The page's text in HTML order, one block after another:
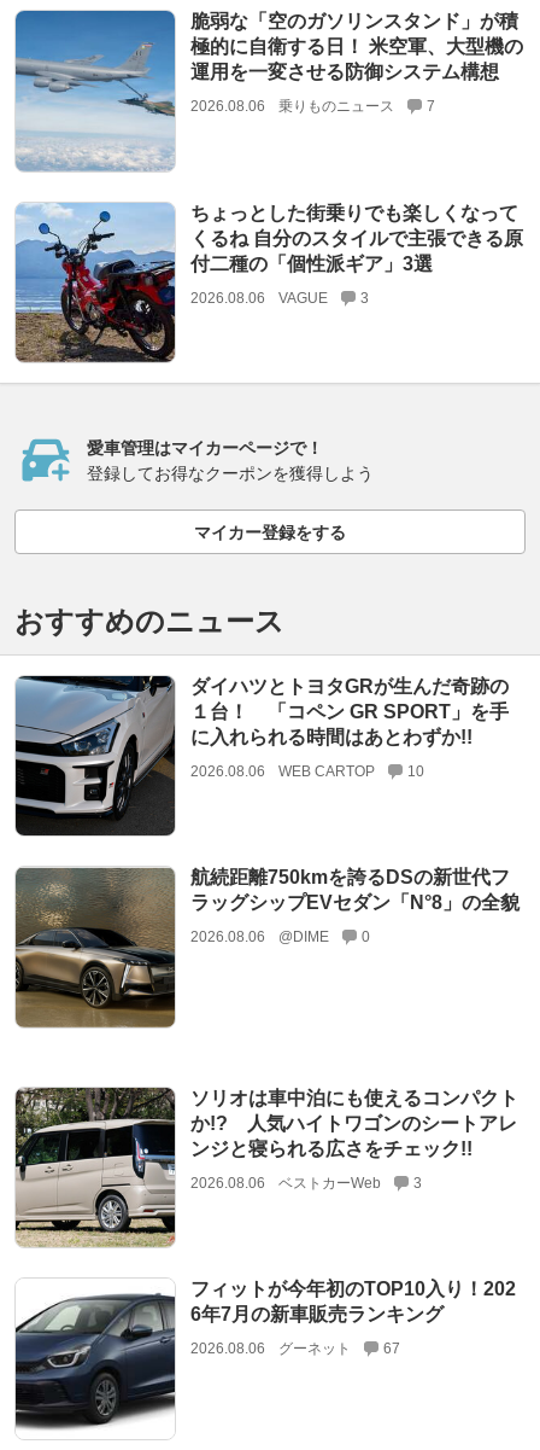
脆弱な「空のガソリンスタンド」が積
極的に自衛する日！ 米空軍、大型機の
運用を一変させる防御システム構想
2026.08.06 乗りものニュース 7
ちょっとした街乗りでも楽しくなって
くるね 自分のスタイルで主張できる原
付二種の「個性派ギア」3選
2026.08.06 VAGUE 3
愛車管理はマイカーページで！
登録してお得なクーポンを獲得しよう
マイカー登録をする
おすすめのニュース
ダイハツとトヨタGRが生んだ奇跡の
１台！ 「コペン GR SPORT」を手
に入れられる時間はあとわずか!!
2026.08.06 WEB CARTOP 10
航続距離750kmを誇るDSの新世代フ
ラッグシップEVセダン「N°8」の全貌
2026.08.06 @DIME 0
ソリオは車中泊にも使えるコンパクト
か!? 人気ハイトワゴンのシートアレ
ンジと寝られる広さをチェック!!
2026.08.06 ベストカーWeb 3
フィットが今年初のTOP10入り！202
6年7月の新車販売ランキング
2026.08.06 グーネット 67